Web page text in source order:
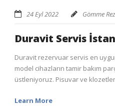
24 Eyl 2022 Gömme
Duravit Servis
Duravit rezervuar servis en
model cihazların tamir bakım
üstleniyoruz. Pisuvar ve
Learn More